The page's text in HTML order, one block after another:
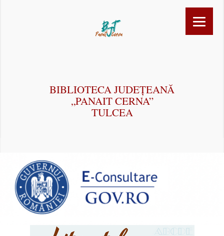
BIBLIOTECA JUDEȚEANĂ
„PANAIT CERNA”
TULCEA